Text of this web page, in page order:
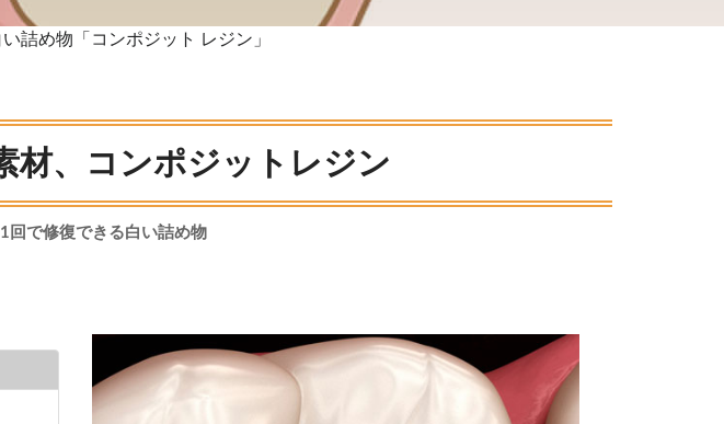
詰め物「コンポジット レジン」
材、コンポジットレジン
回で修復できる白い詰め物